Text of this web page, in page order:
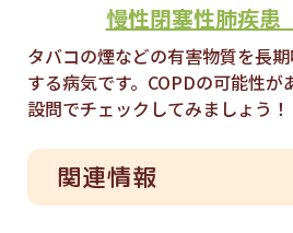
慢性閉塞性肺疾患
タバコの煙などの有害物質を長
する病気です。COPDの可能性
設問でチェックしてみましょう！
関連情報